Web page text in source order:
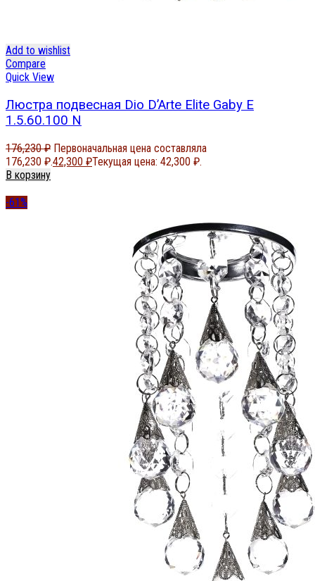
Add to wishlist
Compare
Quick View
Люстра подвесная Dio D’Arte Elite Gaby E
1.5.60.100 N
176,230₽ Первоначальная цена составляла
176,230 ₽.42,300 ₽Текущая цена: 42,300 ₽.
В корзину
-61%